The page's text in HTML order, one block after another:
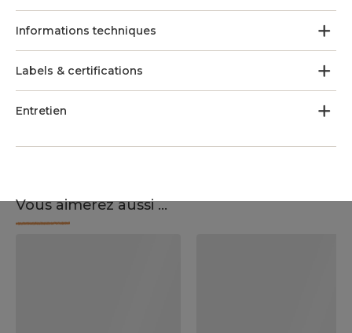
Informations techniques
Labels & certifications
Entretien
Vous aimerez aussi ...